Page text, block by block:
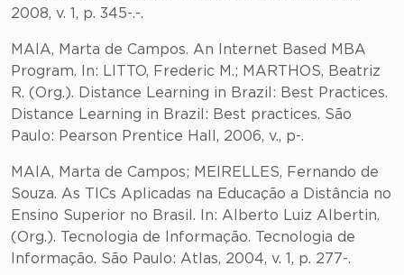
2008, v. 1, p. 345-.-.
MAIA, Marta de Campos. An Internet Based MBA
Program. In: LITTO, Frederic M.; MARTHOS, Beatriz
R. (Org.). Distance Learning in Brazil: Best Practices.
Distance Learning in Brazil: Best practices. São
Paulo: Pearson Prentice Hall, 2006, v., p-.
MAIA, Marta de Campos; MEIRELLES, Fernando de
Souza. As TICs Aplicadas na Educação a Distância no
Ensino Superior no Brasil. In: Alberto Luiz Albertin.
(Org.). Tecnologia de Informação. Tecnologia de
Informação. São Paulo: Atlas, 2004, v. 1, p. 277-.